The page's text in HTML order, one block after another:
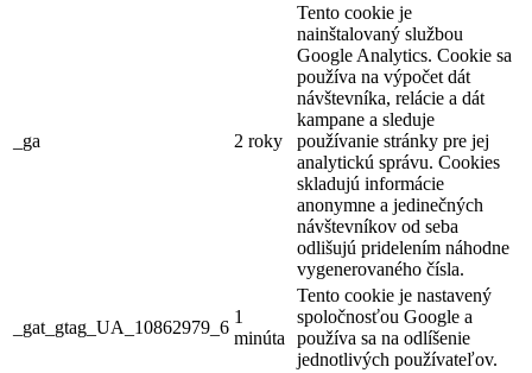
_ga 2 roky
Tento cookie je
nainštalovaný službou
Google Analytics. Cookie sa
používa na výpočet dát
návštevníka, relácie a dát
kampane a sleduje
používanie stránky pre jej
analytickú správu. Cookies
skladujú informácie
anonymne a jedinečných
návštevníkov od seba
odlišujú pridelením náhodne
vygenerovaného čísla.
_gat_gtag_UA_10862979_6
1
minúta
Tento cookie je nastavený
spoločnosťou Google a
používa sa na odlíšenie
jednotlivých používateľov.